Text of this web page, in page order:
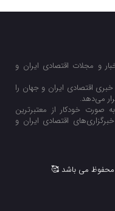
و مجلات اقتصادی ایران و
اقتصادی ایران و جهان را
می‌‌دهد.
صورت خودکار از معتبرترین
اقتصادی ایران و
محفوظ می باشد 🥰